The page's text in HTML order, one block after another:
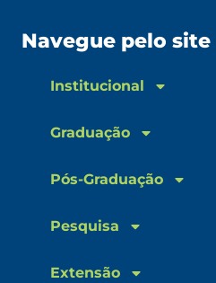
Navegue pelo site
Institucional
Graduação
Pós-Graduação
Pesquisa
Extensão